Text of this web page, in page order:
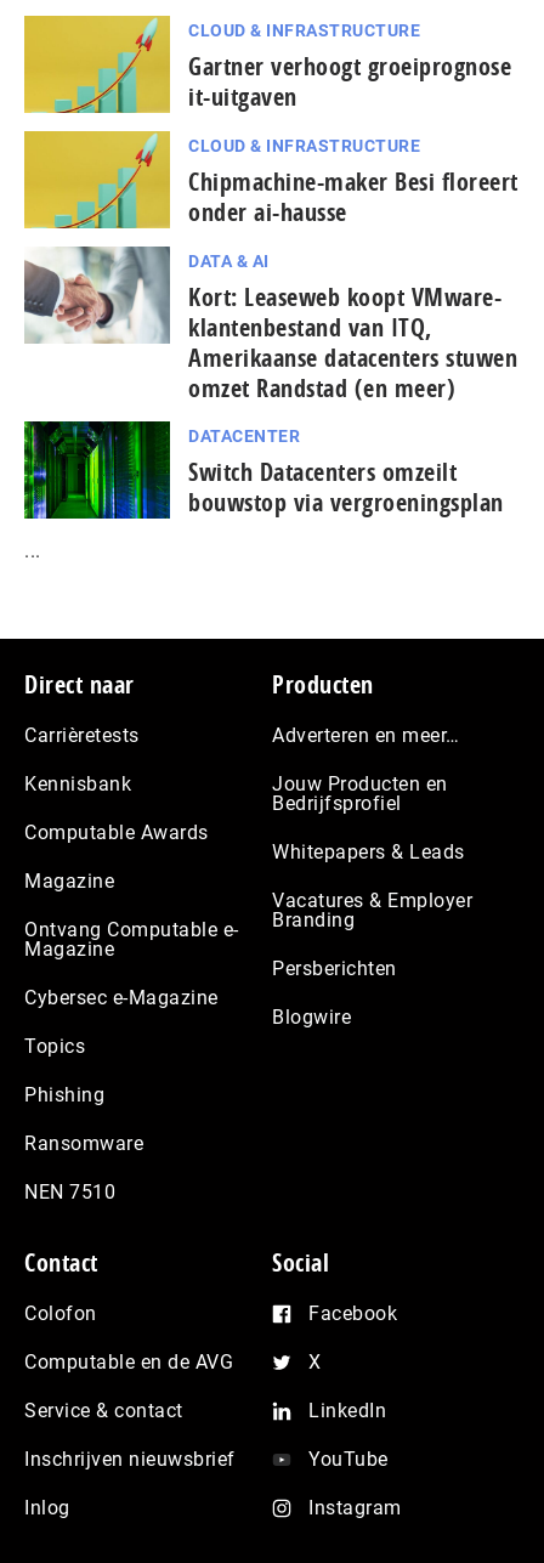
CLOUD & INFRASTRUCTURE
Gartner verhoogt groeiprognose
it-uitgaven
CLOUD & INFRASTRUCTURE
Chipmachine-maker Besi floreert
onder ai-hausse
DATA & AI
Kort: Leaseweb koopt VMware-
klantenbestand van ITQ,
Amerikaanse datacenters stuwen
omzet Randstad (en meer)
DATACENTER
Switch Datacenters omzeilt
bouwstop via vergroeningsplan
...
Footer
Direct naar
Carrièretests
Kennisbank
Computable Awards
Magazine
Ontvang Computable e-
Magazine
Cybersec e-Magazine
Topics
Phishing
Ransomware
NEN 7510
Producten
Adverteren en meer…
Jouw Producten en
Bedrijfsprofiel
Whitepapers & Leads
Vacatures & Employer
Branding
Persberichten
Blogwire
Contact
Colofon
Computable en de AVG
Service & contact
Inschrijven nieuwsbrief
Inlog
Social
Facebook
X
LinkedIn
YouTube
Instagram